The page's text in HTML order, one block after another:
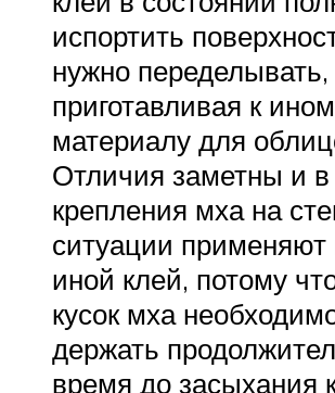
испортить
нужно переделывать,
приготавливая к
материалу для
Отличия заметны и в
крепления мха на
ситуации применяют
иной клей, потому
кусок мха
держать
время до засыхания